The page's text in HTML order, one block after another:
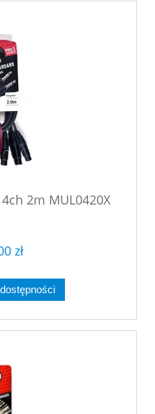
2m MUL0420X
zł